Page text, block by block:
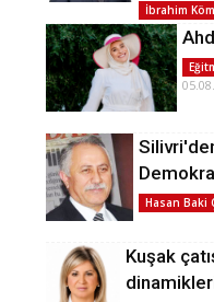
İbrahim
Hasan Baki
Kuşak